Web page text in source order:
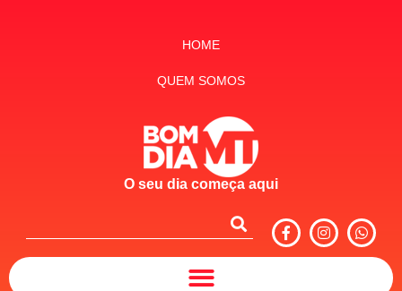
HOME
QUEM SOMOS
O seu dia começa aqui